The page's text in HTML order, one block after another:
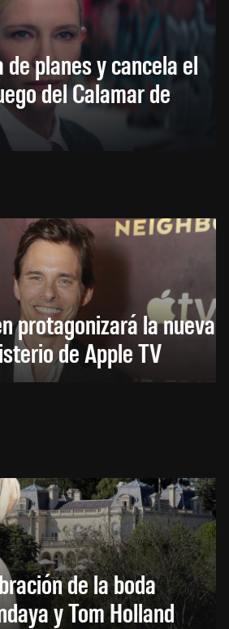
planes y cancela el
del Calamar de
protagonizará la nueva
de Apple TV
de la boda
y Tom Holland